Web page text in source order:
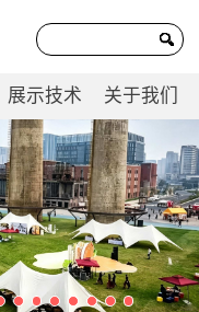
展示技术 关于我们